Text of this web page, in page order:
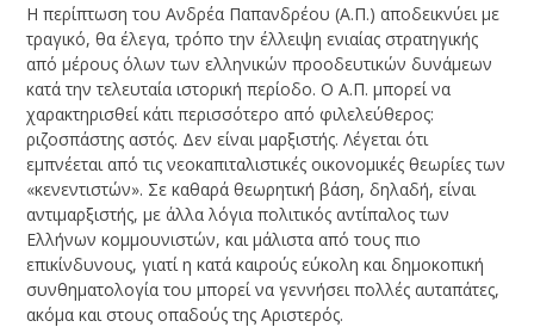
Η περίπτωση του Ανδρέα Παπανδρέου (Α.Π.) αποδεικνύει με
τραγικό, θα έλεγα, τρόπο την έλλειψη ενιαίας στρατηγικής
από μέρους όλων των ελληνικών προοδευτικών δυνάμεων
κατά την τελευταία ιστορική περίοδο. Ο Α.Π. μπορεί να
χαρακτηρισθεί κάτι περισσότερο από φιλελεύθερος:
ριζοσπάστης αστός. Δεν είναι μαρξιστής. Λέγεται ότι
εμπνέεται από τις νεοκαπιταλιστικές οικονομικές θεωρίες των
«κενεντιστών». Σε καθαρά θεωρητική βάση, δηλαδή, είναι
αντιμαρξιστής, με άλλα λόγια πολιτικός αντίπαλος των
Ελλήνων κομμουνιστών, και μάλιστα από τους πιο
επικίνδυνους, γιατί η κατά καιρούς εύκολη και δημοκοπική
συνθηματολογία του μπορεί να γεννήσει πολλές αυταπάτες,
ακόμα και στους οπαδούς της Αριστερός.